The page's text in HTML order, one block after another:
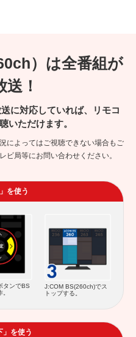
）は全番組が
送！
に対応していれば、リモコ
いただけます。
によってはご視聴できない場合もご
ビ局等にお問い合わせください。
を使う
タンでBS
J:COM BS(260ch)でス
トップする。
」を使う